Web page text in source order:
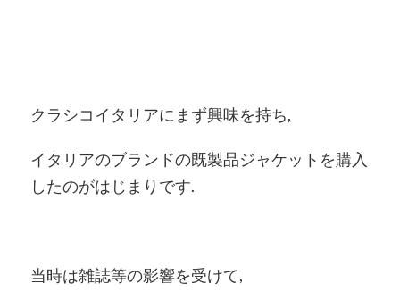
クラシコイタリアにまず興味を持ち,
イタリアのブランドの既製品ジャケットを購入
したのがはじまりです.
当時は雑誌等の影響を受けて,